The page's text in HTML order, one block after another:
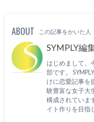
ABOUT この記事をかいた人
SYMPLY編
はじめまして、
部です。
けに恋愛記事を
験豊富な女子大
構成されていま
イト作りを目指